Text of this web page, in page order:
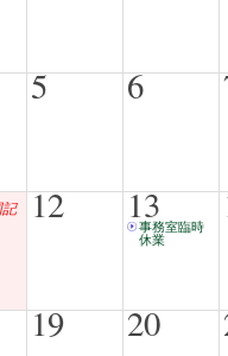
5 6
12 13
事務室臨時
休業
19 20